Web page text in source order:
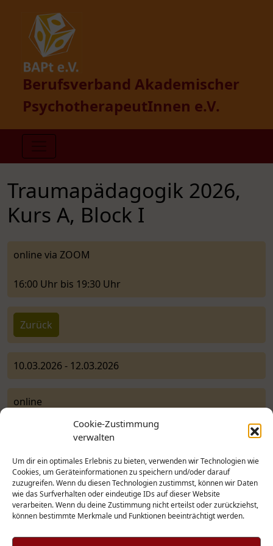
Cookie-Zustimmung
verwalten
Um dir ein optimales Erlebnis zu bieten, verwenden wir Technologien wie
Cookies, um Geräteinformationen zu speichern und/oder darauf
zuzugreifen. Wenn du diesen Technologien zustimmst, können wir Daten
wie das Surfverhalten oder eindeutige IDs auf dieser Website
verarbeiten. Wenn du deine Zustimmung nicht erteilst oder zurückziehst,
können bestimmte Merkmale und Funktionen beeinträchtigt werden.
Berufsverband Akademischer
PsychotherapeutInnen e.V.
Traumapädagogik 2026,
Kurs A, Block I
online via ZOOM
16:00 Uhr bis 19:30 Uhr
Zurück
10.03.2026 - 12.03.2026
online
Kasparstr. 20-22
50670 Köln
Mo und Mi von 10 bis 12 Uhr
Telefon 0221 – 9229 1748